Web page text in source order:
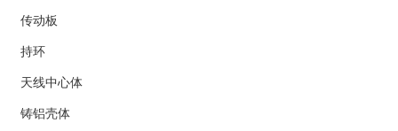
传动板
持环
天线中心体
铸铝壳体